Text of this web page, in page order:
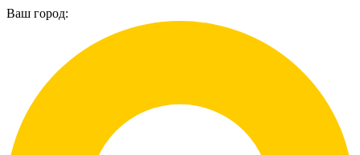
Ваш город: